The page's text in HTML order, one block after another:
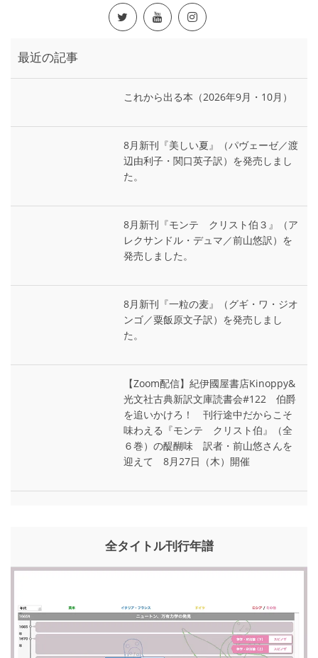
最近の記事
これから出る本（2026年9月・10月）
8月新刊『美しい夏』（パヴェーゼ／渡
辺由利子・関口英子訳）を発売しまし
た。
8月新刊『モンテ゠クリスト伯３』（ア
レクサンドル・デュマ／前山悠訳）を
発売しました。
8月新刊『一粒の麦』（グギ・ワ・ジオ
ンゴ／粟飯原文子訳）を発売しまし
た。
【Zoom配信】紀伊國屋書店Kinoppy&
光文社古典新訳文庫読書会#122 伯爵
を追いかけろ！ 刊行途中だからこそ
味わえる『モンテ゠クリスト伯』（全
６巻）の醍醐味 訳者・前山悠さんを
迎えて 8月27日（木）開催
全タイトル刊行年譜